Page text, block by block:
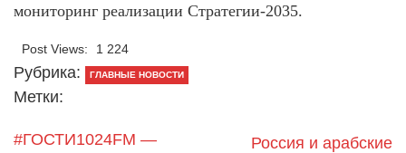
мониторинг реализации Стратегии-2035.
Post Views: 1 224
Рубрика: ГЛАВНЫЕ НОВОСТИ
Метки:
#ГОСТИ1024FM —
Россия и арабские